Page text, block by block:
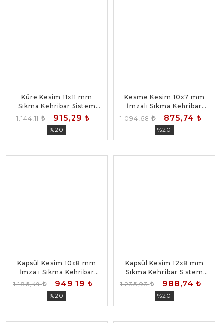
Küre Kesim 11x11 mm
Sıkma Kehribar Sistem
Püsküllü Tesbih
1.144,11 915,29
%20
Kesme Kesim 10x7 mm
İmzalı Sıkma Kehribar
Sistem Püsküllü Tesbih
1.094,68 875,74
%20
Kapsül Kesim 10x8 mm
İmzalı Sıkma Kehribar
Sistem Püsküllü Tesbih
1.186,49 949,19
%20
Kapsül Kesim 12x8 mm
Sıkma Kehribar Sistem
Püsküllü Tesbih
1.235,93 988,74
%20